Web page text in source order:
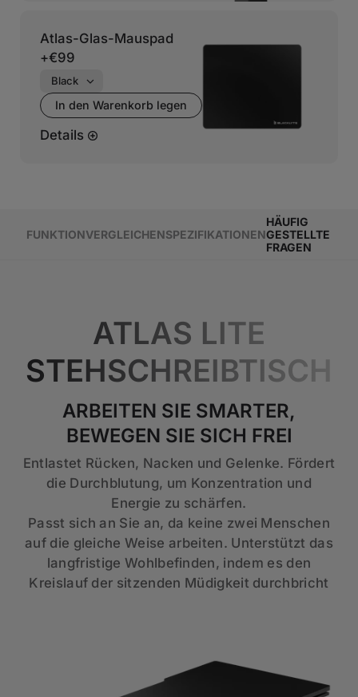
Atlas-Glas-Mauspad
+€99
In den Warenkorb legen
Details
FUNKTIONVERGLEICHENSPEZIFIKATIONEN
HÄUFIG
GESTELLTE
FRAGEN
ATLAS LITE
STEHSCHREIBTISCH
ARBEITEN SIE SMARTER,
BEWEGEN SIE SICH FREI
Entlastet Rücken, Nacken und Gelenke. Fördert
die Durchblutung, um Konzentration und
Energie zu schärfen.
Passt sich an Sie an, da keine zwei Menschen
auf die gleiche Weise arbeiten. Unterstützt das
langfristige Wohlbefinden, indem es den
Kreislauf der sitzenden Müdigkeit durchbricht